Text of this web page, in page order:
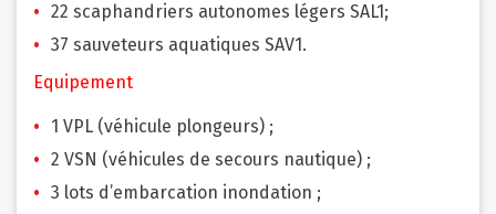
22 scaphandriers autonomes légers SAL1;
37 sauveteurs aquatiques SAV1.
Equipement
1 VPL (véhicule plongeurs) ;
2 VSN (véhicules de secours nautique) ;
3 lots d’embarcation inondation ;